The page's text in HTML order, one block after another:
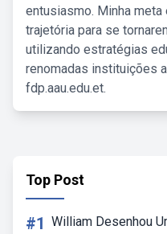
entusiasmo. Minha
trajetória para se
utilizando estratégias
renomadas instituições
fdp.aau.edu.et.
Top Post
#1 William Desenhou